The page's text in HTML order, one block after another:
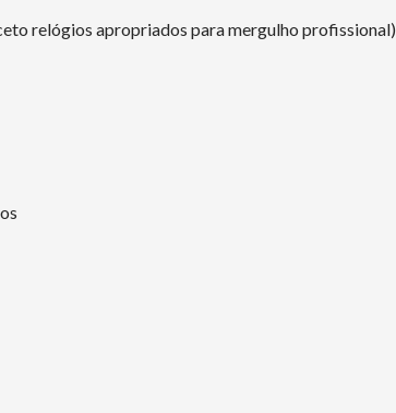
relógios apropriados para mergulho profissional)